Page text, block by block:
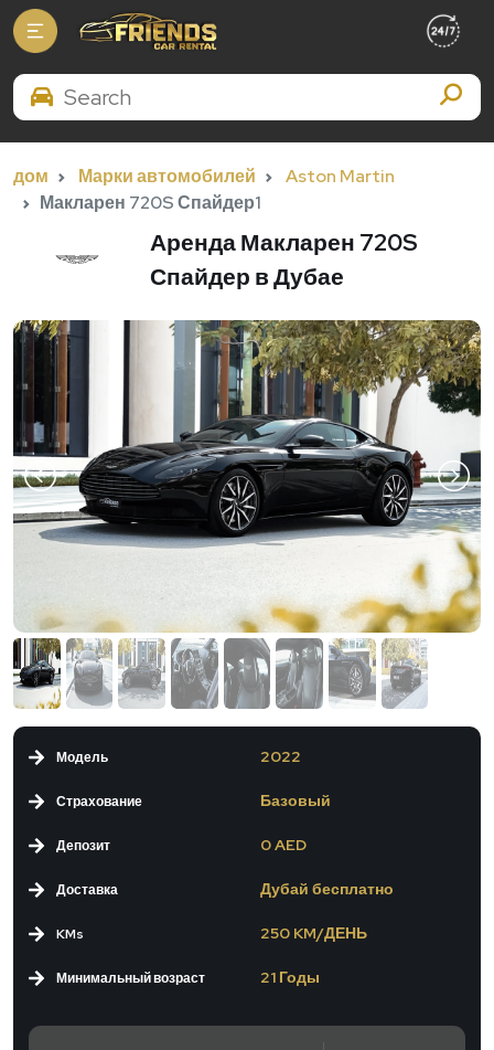
Search Brands
дом Марки автомобилей
Aston Martin
Макларен 720S Спайдер1
Аренда Макларен 720S
Спайдер в Дубае
Модель
Страхование
Депозит
2022
Базовый
0 AED
Доставка
KMs
Минимальный возраст
Дубай бесплатно
250 KM/ДЕНЬ
21 Годы